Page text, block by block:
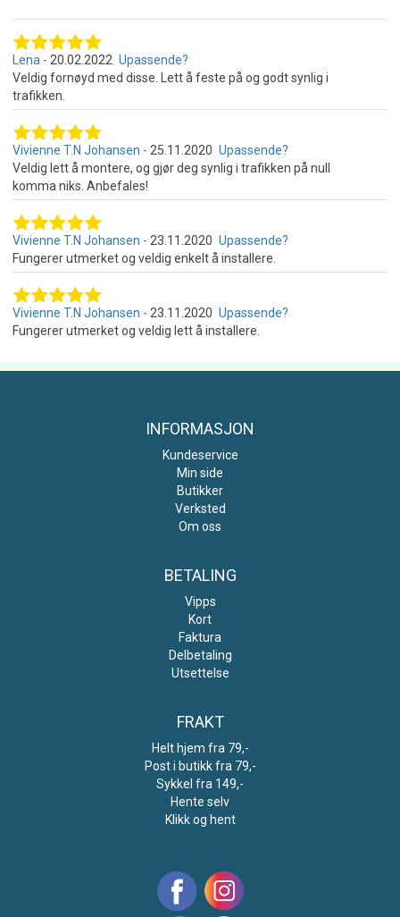
Lena 20.02.2022 Upassende?
Veldig fornøyd med disse. Lett å feste på og godt synlig i
trafikken.
Vivienne T.N Johansen 25.11.2020 Upassende?
Veldig lett å montere, og gjør deg synlig i trafikken på null
komma niks. Anbefales!
Vivienne T.N Johansen 23.11.2020 Upassende?
Fungerer utmerket og veldig enkelt å installere.
Vivienne T.N Johansen 23.11.2020 Upassende?
Fungerer utmerket og veldig lett å installere.
INFORMASJON
Kundeservice
Min side
Butikker
Verksted
Om oss
BETALING
Vipps
Kort
Faktura
Delbetaling
Utsettelse
FRAKT
Helt hjem fra 79,-
Post i butikk fra 79,-
Sykkel fra 149,-
Hente selv
Klikk og hent